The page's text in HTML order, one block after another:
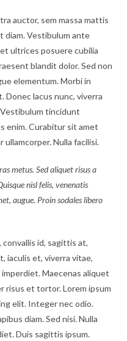
auctor, sem massa mattis
diam. Vestibulum ante
ultrices posuere cubilia
blandit dolor. Sed non
elementum. Morbi in
Donec lacus nunc, viverra
tincidunt
enim. Curabitur sit amet
ullamcorper. Nulla facilisi.
metus. Sed aliquet risus a
nisl felis, venenatis
augue. Proin sodales libero
id, sagittis at,
iaculis et, viverra vitae,
Maecenas aliquet
risus et tortor. Lorem ipsum
elit. Integer nec odio.
diam. Sed nisi. Nulla
Duis sagittis ipsum.